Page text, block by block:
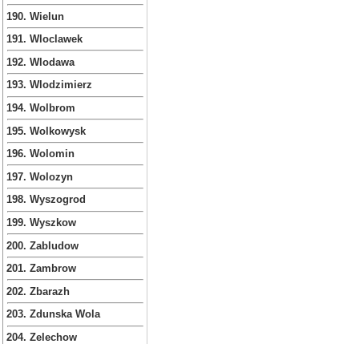
190. Wielun
191. Wloclawek
192. Wlodawa
193. Wlodzimierz
194. Wolbrom
195. Wolkowysk
196. Wolomin
197. Wolozyn
198. Wyszogrod
199. Wyszkow
200. Zabludow
201. Zambrow
202. Zbarazh
203. Zdunska Wola
204. Zelechow